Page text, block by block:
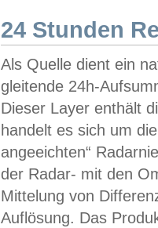
24 Stunden
Als Quelle dient ein
gleitende 24h-
Dieser Layer enthält
handelt es sich um
angeeichten“
der Radar- mit den
Mittelung von
Auflösung. Das